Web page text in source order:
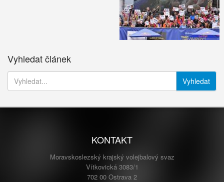
Vyhledat článek
Vyhledat
KONTAKT
Moravskoslezský krajský volejbalový svaz
Vítkovická 3083/1
702 00 Ostrava 2